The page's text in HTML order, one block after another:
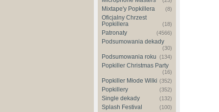
Mixtape'y Popkillera (8)
Oficjalny Chrzest
Popkillera
(18)
Patronaty (4566)
Podsumowania dekady
(30)
Podsumowania roku (134)
Popkiller Christmas Party
(16)
Popkiller Młode Wilki (352)
Popkillery (352)
Single dekady (132)
Splash Festival (100)